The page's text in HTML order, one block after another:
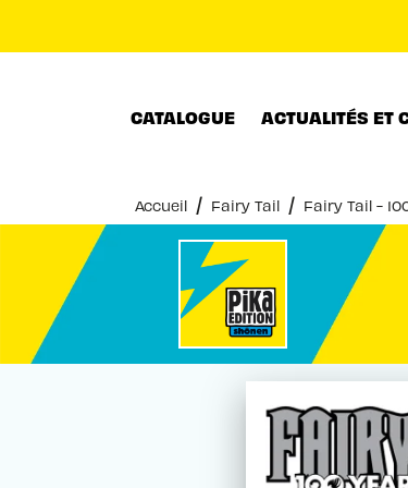
CATALOGUE ACTUALITÉS ET
Accueil / Fairy Tail / Fairy Tail -